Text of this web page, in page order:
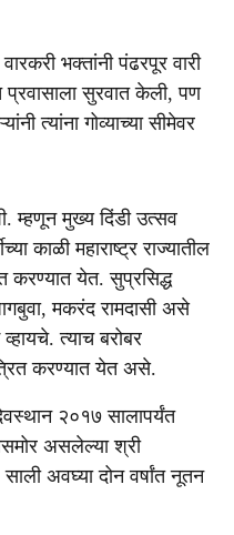
भक्तांनी पंढरपूर वारी
सुरवात केली, पण
त्यांना गोव्याच्या सीमेवर
म्हणून मुख्य दिंडी उत्सव
काळी महाराष्ट्र राज्यातील
करण्यात येत. सुप्रसिद्ध
मकरंद रामदासी असे
त्याच बरोबर
करण्यात येत असे.
२०१७ सालापर्यंत
असलेल्या श्री
अवघ्या दोन वर्षांत नूतन